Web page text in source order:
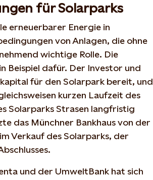
für Solarparks
erneuerbarer Energie in
von Anlagen, die ohne
wichtige Rolle. Die
Beispiel dafür. Der Investor und
für den Solarpark bereit, und
kurzen Laufzeit des
Solarparks Strasen langfristig
das Münchner Bankhaus von der
Verkauf des Solarparks, der
und der UmweltBank hat sich